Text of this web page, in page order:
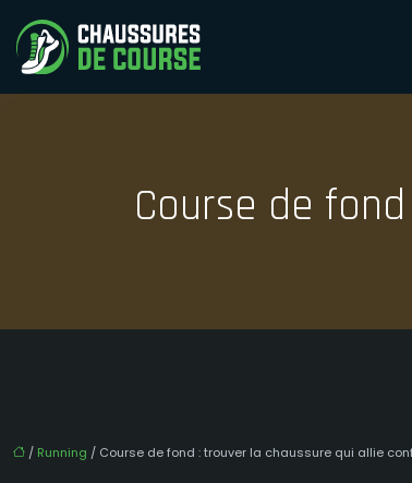
Course de
/ Running / Course de fond : trouver la chaussure qui allie